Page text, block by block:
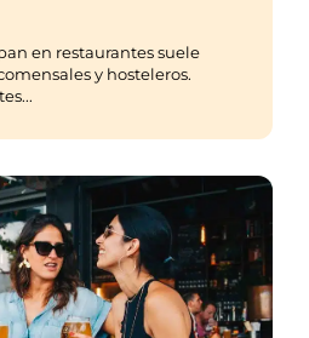
en restaurantes suele
y hosteleros.